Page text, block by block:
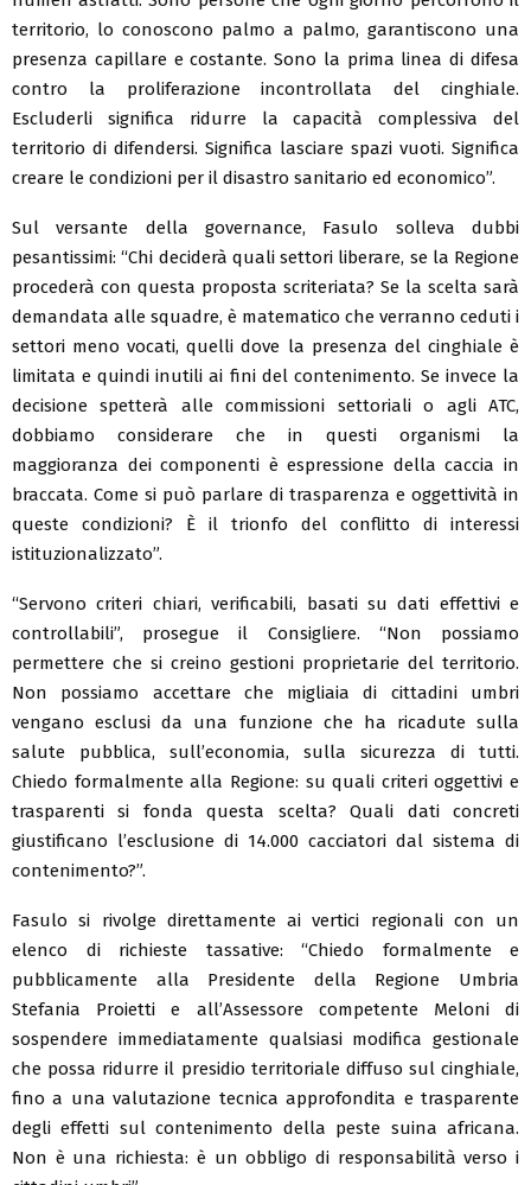
territorio, lo conoscono palmo a palmo, garantiscono una
presenza capillare e costante. Sono la prima linea di difesa
contro la proliferazione incontrollata del cinghiale.
Escluderli significa ridurre la capacità complessiva del
territorio di difendersi. Significa lasciare spazi vuoti. Significa
creare le condizioni per il disastro sanitario ed economico”.
Sul versante della governance, Fasulo solleva dubbi
pesantissimi: “Chi deciderà quali settori liberare, se la Regione
procederà con questa proposta scriteriata? Se la scelta sarà
demandata alle squadre, è matematico che verranno ceduti i
settori meno vocati, quelli dove la presenza del cinghiale è
limitata e quindi inutili ai fini del contenimento. Se invece la
decisione spetterà alle commissioni settoriali o agli ATC,
dobbiamo considerare che in questi organismi la
maggioranza dei componenti è espressione della caccia in
braccata. Come si può parlare di trasparenza e oggettività in
queste condizioni? È il trionfo del conflitto di interessi
istituzionalizzato”.
“Servono criteri chiari, verificabili, basati su dati effettivi e
controllabili”, prosegue il Consigliere. “Non possiamo
permettere che si creino gestioni proprietarie del territorio.
Non possiamo accettare che migliaia di cittadini umbri
vengano esclusi da una funzione che ha ricadute sulla
salute pubblica, sull’economia, sulla sicurezza di tutti.
Chiedo formalmente alla Regione: su quali criteri oggettivi e
trasparenti si fonda questa scelta? Quali dati concreti
giustificano l’esclusione di 14.000 cacciatori dal sistema di
contenimento?”.
Fasulo si rivolge direttamente ai vertici regionali con un
elenco di richieste tassative: “Chiedo formalmente e
pubblicamente alla Presidente della Regione Umbria
Stefania Proietti e all’Assessore competente Meloni di
sospendere immediatamente qualsiasi modifica gestionale
che possa ridurre il presidio territoriale diffuso sul cinghiale,
fino a una valutazione tecnica approfondita e trasparente
degli effetti sul contenimento della peste suina africana.
Non è una richiesta: è un obbligo di responsabilità verso i